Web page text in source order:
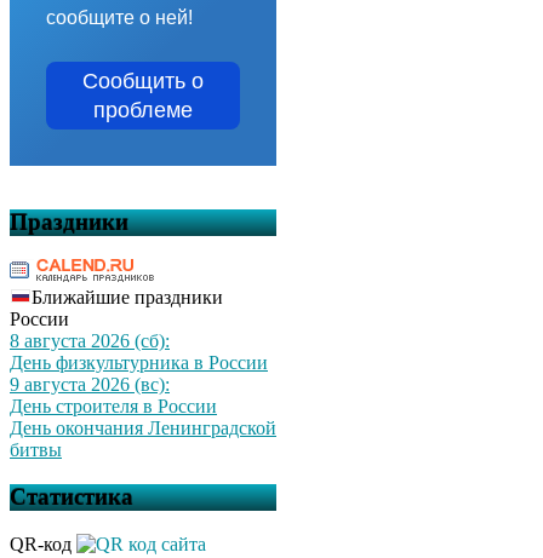
сообщите о ней!
Сообщить о
проблеме
Праздники
Ближайшие праздники
России
8 августа 2026 (сб):
День физкультурника в России
9 августа 2026 (вс):
День строителя в России
День окончания Ленинградской
битвы
Статистика
QR-код